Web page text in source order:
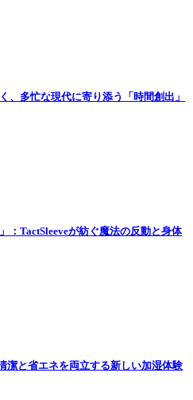
、多忙な現代に寄り添う「時間創出」
：TactSleeveが紡ぐ魔法の反動と身体
潔と省エネを両立する新しい加湿体験